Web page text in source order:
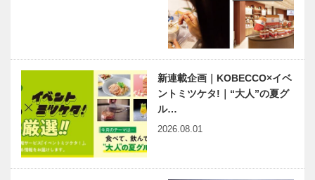
新連載企画｜KOBECCO×イベ
ントミツケタ!｜“大人”の夏グ
ル…
2026.08.01